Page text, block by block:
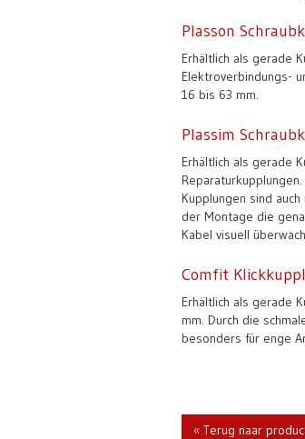
Plasson
Erhältlich als gerade
Elektroverbindungs-
16 bis 63 mm.
Plassim
Erhältlich als gerade
Kupplungen sind
der Montage die
Kabel visuell
Comfit
Erhältlich als gerade
mm. Durch die
besonders für enge
« Terug naar